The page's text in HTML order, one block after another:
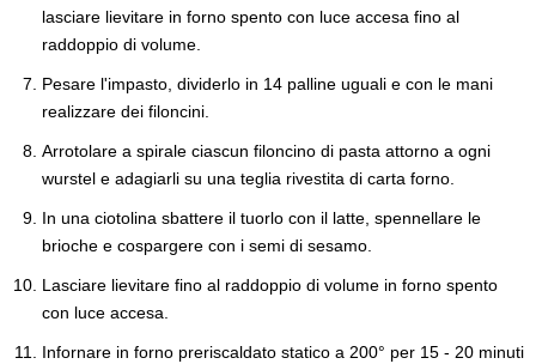
lasciare lievitare in forno spento con luce accesa fino al
raddoppio di volume.
Pesare l'impasto, dividerlo in 14 palline uguali e con le mani
realizzare dei filoncini.
Arrotolare a spirale ciascun filoncino di pasta attorno a ogni
wurstel e adagiarli su una teglia rivestita di carta forno.
In una ciotolina sbattere il tuorlo con il latte, spennellare le
brioche e cospargere con i semi di sesamo.
Lasciare lievitare fino al raddoppio di volume in forno spento
con luce accesa.
Infornare in forno preriscaldato statico a 200° per 15 - 20 minuti